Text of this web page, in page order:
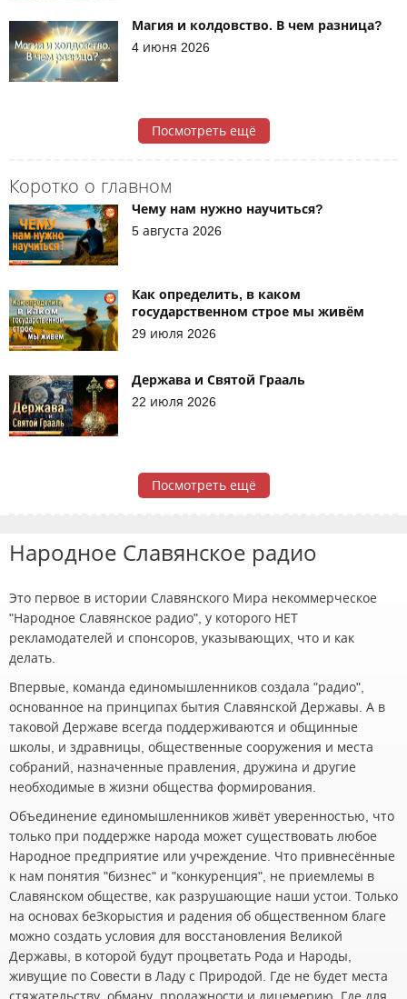
Коротко о главном
Чему нам нужно научиться?
5 августа 2026
Как определить, в каком
государственном строе мы живём
29 июля 2026
Держава и Святой Грааль
22 июля 2026
Посмотреть ещё
Магия и колдовство. В чем разница?
4 июня 2026
Посмотреть ещё
Народное Славянское радио
Это первое в истории Славянского Мира некоммерческое
"Народное Славянское радио", у которого НЕТ
рекламодателей и спонсоров, указывающих, что и как
делать.
Впервые, команда единомышленников создала "радио",
основанное на принципах бытия Славянской Державы. А в
таковой Державе всегда поддерживаются и общинные
школы, и здравницы, общественные сооружения и места
собраний, назначенные правления, дружина и другие
необходимые в жизни общества формирования.
Объединение единомышленников живёт уверенностью, что
только при поддержке народа может существовать любое
Народное предприятие или учреждение. Что привнесённые
к нам понятия "бизнес" и "конкуренция", не приемлемы в
Славянском обществе, как разрушающие наши устои. Только
на основах беЗкорыстия и радения об общественном благе
можно создать условия для восстановления Великой
Державы, в которой будут процветать Рода и Народы,
живущие по Совести в Ладу с Природой. Где не будет места
стяжательству, обману, продажности и лицемерию. Где для